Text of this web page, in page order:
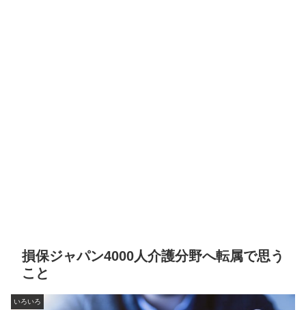
損保ジャパン4000人介護分野へ転属で思う
こと
いろいろ